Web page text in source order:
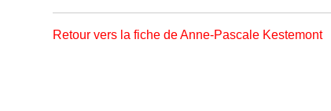
Retour vers la fiche de Anne-Pascale Kestemont